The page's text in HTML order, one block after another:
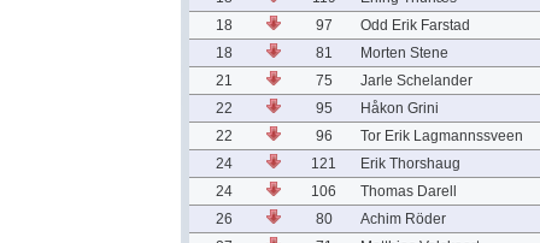
18
97
Odd Erik Farstad
18
81
Morten Stene
21
75
Jarle Schelander
22
95
Håkon Grini
22
96
Tor Erik Lagmannssveen
24
121
Erik Thorshaug
24
106
Thomas Darell
26
80
Achim Röder